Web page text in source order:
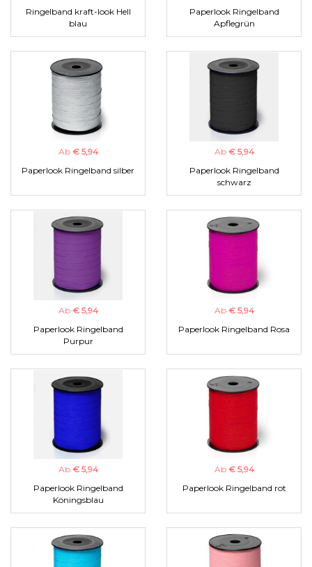
Ringelband kraft-look Hell
blau
Paperlook Ringelband
Apflegrün
Ab € 5,94
Paperlook Ringelband silber
Ab € 5,94
Paperlook Ringelband
schwarz
Ab € 5,94
Paperlook Ringelband
Purpur
Ab € 5,94
Paperlook Ringelband Rosa
Ab € 5,94
Paperlook Ringelband
Köningsblau
Ab € 5,94
Paperlook Ringelband rot